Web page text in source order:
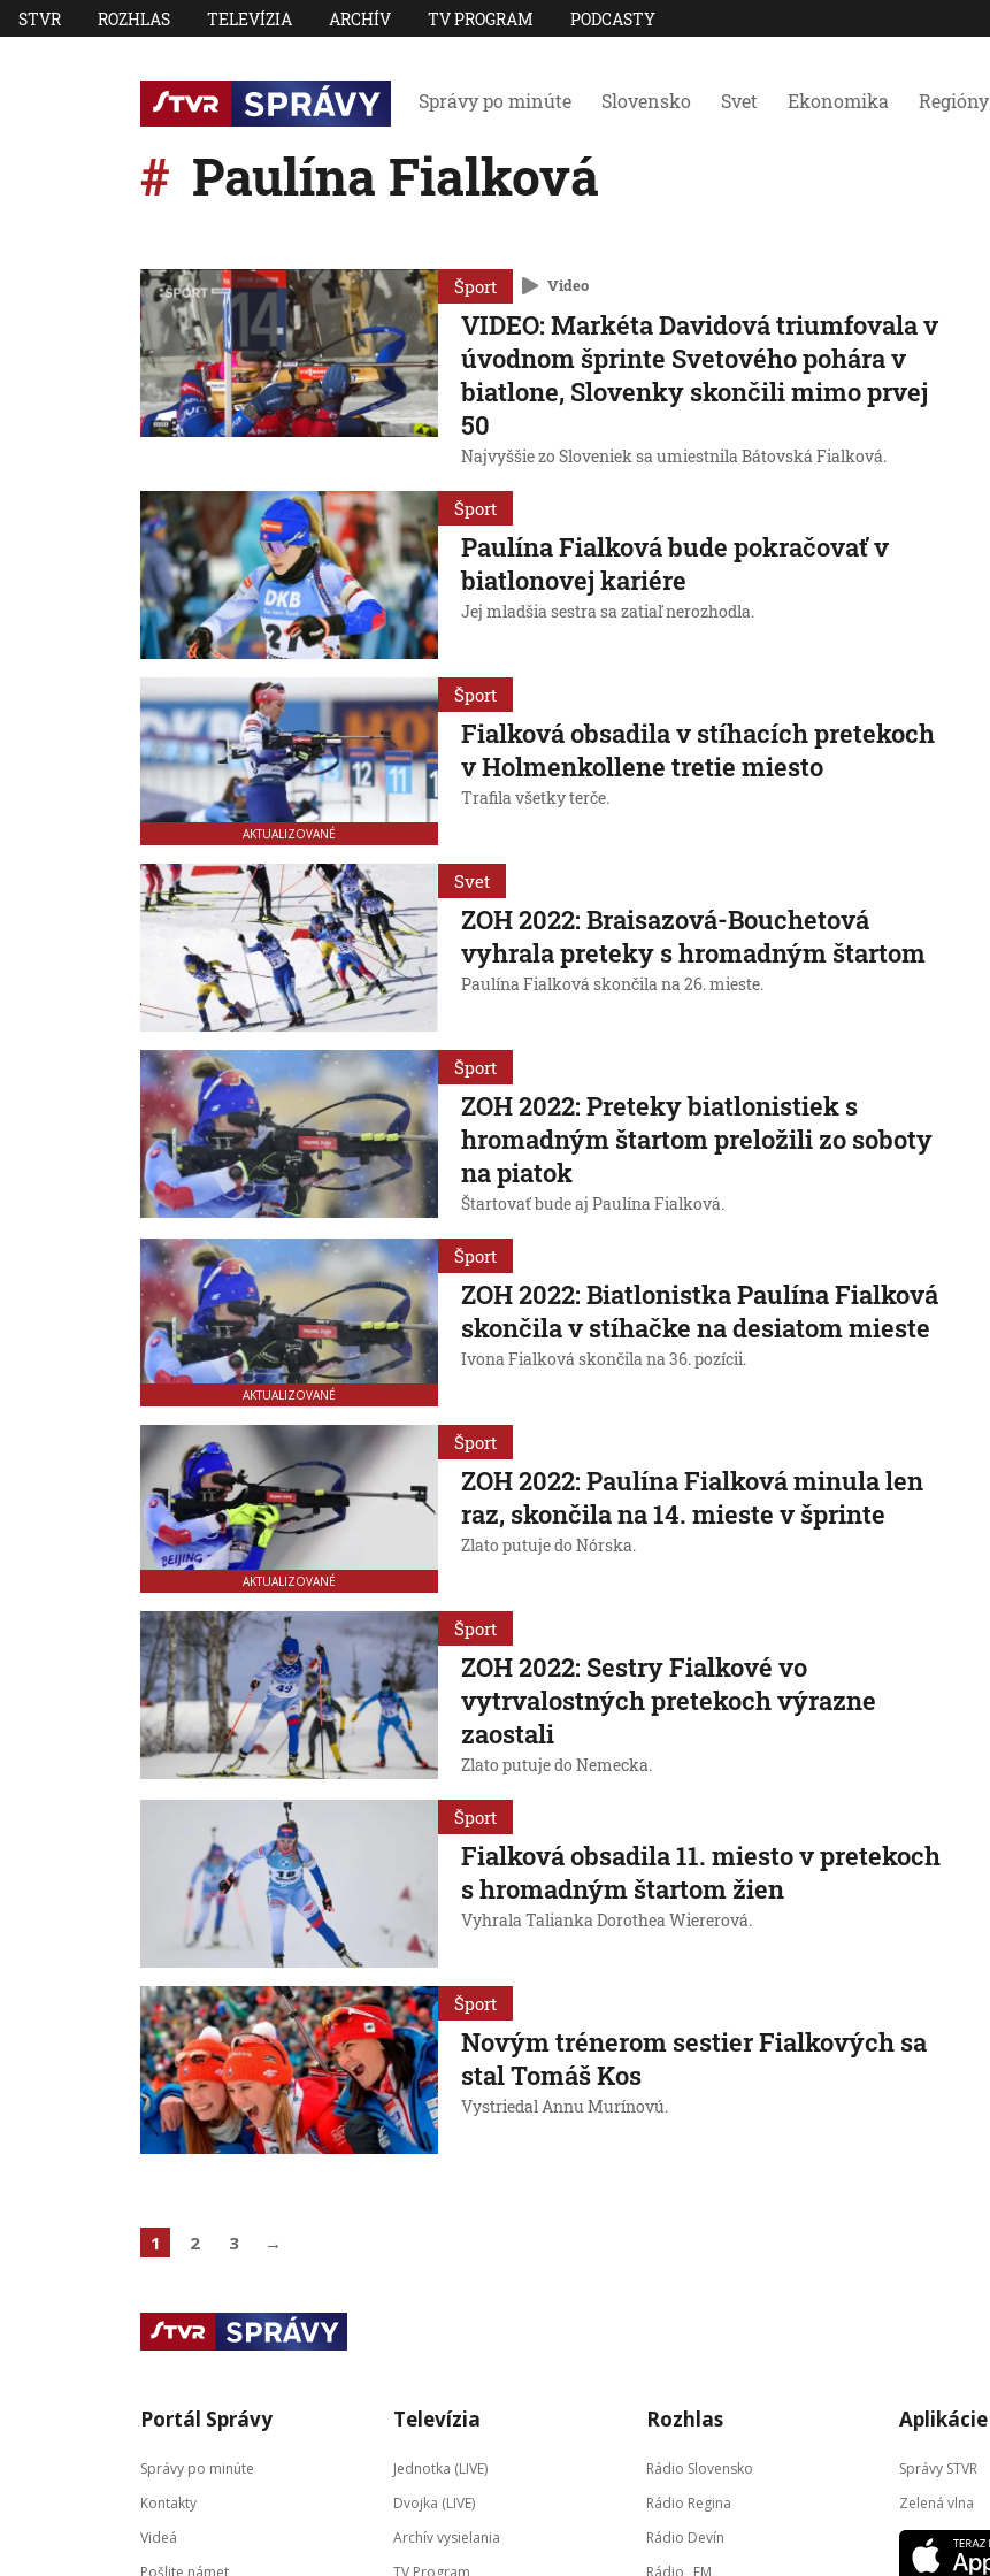
STVR ROZHLAS TELEVÍZIA ARCHÍV TV PROGRAM PODCASTY
Správy po minúte Slovensko Svet Ekonomika Regióny
Paulína Fialková
Šport Video
VIDEO: Markéta Davidová triumfovala v
úvodnom šprinte Svetového pohára v
biatlone, Slovenky skončili mimo prvej
50
Najvyššie zo Sloveniek sa umiestnila Bátovská Fialková.
Šport
Paulína Fialková bude pokračovať v
biatlonovej kariére
Jej mladšia sestra sa zatiaľ nerozhodla.
AKTUALIZOVANÉ
Šport
Fialková obsadila v stíhacích pretekoch
v Holmenkollene tretie miesto
Trafila všetky terče.
Svet
ZOH 2022: Braisazová-Bouchetová
vyhrala preteky s hromadným štartom
Paulína Fialková skončila na 26. mieste.
Šport
ZOH 2022: Preteky biatlonistiek s
hromadným štartom preložili zo soboty
na piatok
Štartovať bude aj Paulína Fialková.
AKTUALIZOVANÉ
Šport
ZOH 2022: Biatlonistka Paulína Fialková
skončila v stíhačke na desiatom mieste
Ivona Fialková skončila na 36. pozícii.
AKTUALIZOVANÉ
Šport
ZOH 2022: Paulína Fialková minula len
raz, skončila na 14. mieste v šprinte
Zlato putuje do Nórska.
Šport
ZOH 2022: Sestry Fialkové vo
vytrvalostných pretekoch výrazne
zaostali
Zlato putuje do Nemecka.
Šport
Fialková obsadila 11. miesto v pretekoch
s hromadným štartom žien
Vyhrala Talianka Dorothea Wiererová.
Šport
Novým trénerom sestier Fialkových sa
stal Tomáš Kos
Vystriedal Annu Murínovú.
1 2 3 →
Portál Správy
Správy po minúte
Kontakty
Videá
Pošlite námet
Televízia
Jednotka (LIVE)
Dvojka (LIVE)
Archív vysielania
TV Program
Rozhlas
Rádio Slovensko
Rádio Regina
Rádio Devín
Rádio _FM
Aplikácie
Správy STVR
Zelená vlna